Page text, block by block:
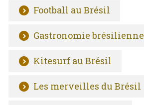
Football au Brésil
Gastronomie brésilienne
Kitesurf au Brésil
Les merveilles du Brésil